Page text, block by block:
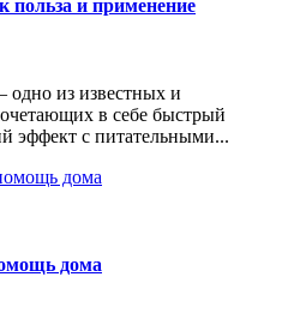
польза и применение
одно из известных и
в себе быстрый
эффект с питательными...
дома